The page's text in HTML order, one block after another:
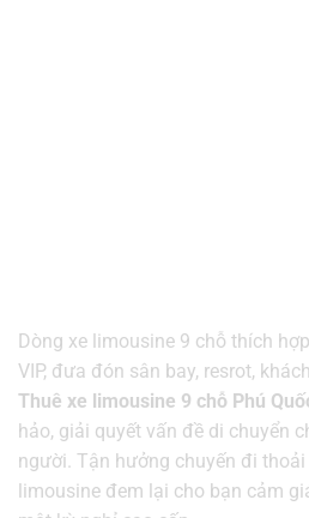
Dòng xe limousine 9 chỗ thích
VIP, đưa đón sân bay, resrot,
Thuê xe limousine 9 chỗ Phú
hảo, giải quyết vấn đề di chuyển
người. Tận hưởng chuyến đi
limousine đem lại cho bạn cảm